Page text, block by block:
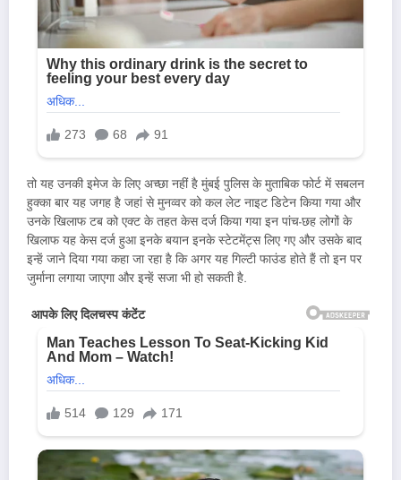
तो यह उनकी इमेज के लिए अच्छा नहीं है मुंबई पुलिस के मुताबिक फोर्ट में सबलन
हुक्का बार यह जगह है जहां से मुनव्वर को कल लेट नाइट डिटेन किया गया और
उनके खिलाफ टब को एक्ट के तहत केस दर्ज किया गया इन पांच-छह लोगों के
खिलाफ यह केस दर्ज हुआ इनके बयान इनके स्टेटमेंट्स लिए गए और उसके बाद
इन्हें जाने दिया गया कहा जा रहा है कि अगर यह गिल्टी फाउंड होते हैं तो इन पर
जुर्माना लगाया जाएगा और इन्हें सजा भी हो सकती है.